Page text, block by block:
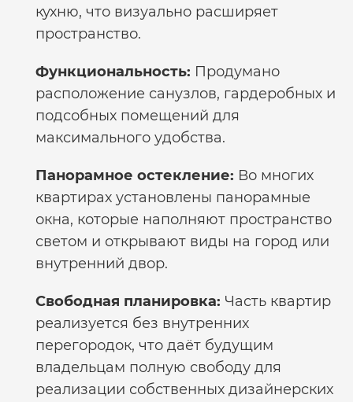
кухню, что визуально расширяет
пространство.
Функциональность: Продумано
расположение санузлов, гардеробных и
подсобных помещений для
максимального удобства.
Панорамное остекление: Во многих
квартирах установлены панорамные
окна, которые наполняют пространство
светом и открывают виды на город или
внутренний двор.
Свободная планировка: Часть квартир
реализуется без внутренних
перегородок, что даёт будущим
владельцам полную свободу для
реализации собственных дизайнерских